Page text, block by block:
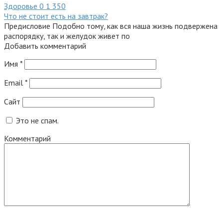
Здоровье 0 1 350
Что не стоит есть на завтрак?
Предисловие Подобно тому, как вся наша жизнь подвержена
распорядку, так и желудок живет по
Добавить комментарий
Имя *
Email *
Сайт
Это не спам.
Комментарий